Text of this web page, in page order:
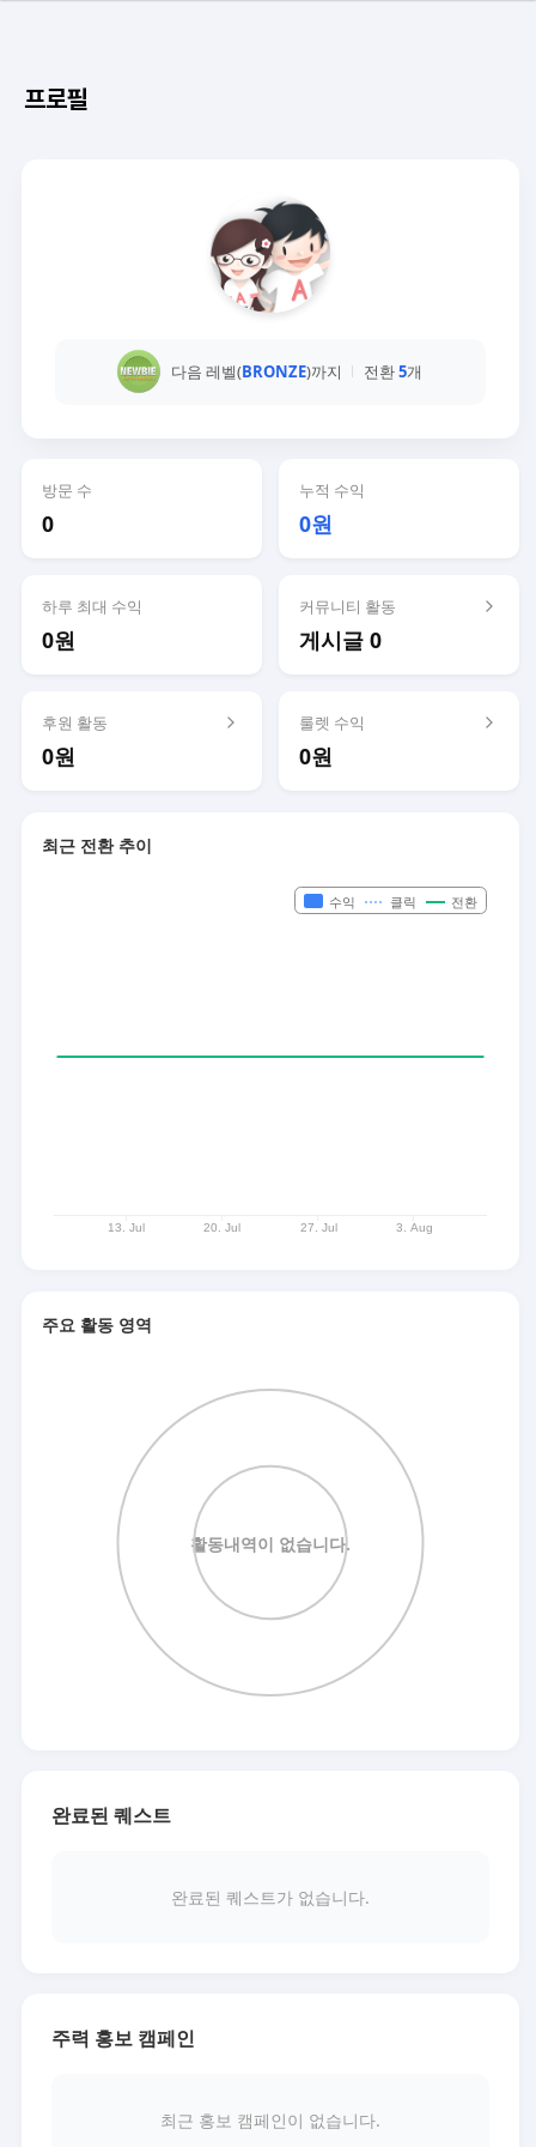
프로필
다음 레벨(BRONZE)까지 전환5개
방문 수
0
누적 수익
0원
하루 최대 수익
0원
커뮤니티 활동
게시글 0
후원 활동
0원
룰렛 수익
0원
최근 전환 추이
주요 활동 영역
완료된 퀘스트
완료된 퀘스트가 없습니다.
주력 홍보 캠페인
최근 홍보 캠페인이 없습니다.